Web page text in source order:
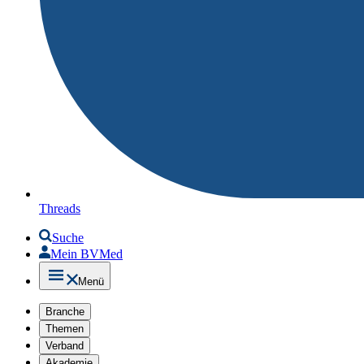
Threads
Suche
Mein BVMed
Menü
Branche
Themen
Verband